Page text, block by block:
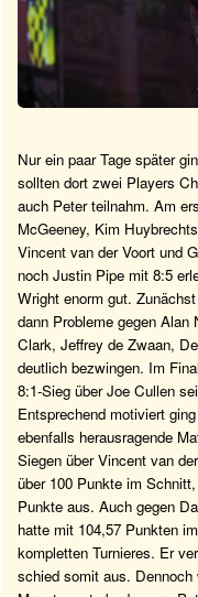
Nur ein paar Tage später
sollten dort zwei Players
auch Peter teilnahm. Am
McGeeney, Kim
Vincent van der Voort und
noch Justin Pipe mit 8:5
Wright enorm gut.
dann Probleme gegen
Clark, Jeffrey de Zwaan,
deutlich bezwingen. Im
8:1-Sieg über Joe Cullen
Entsprechend motiviert
ebenfalls herausragende
Siegen über Vincent van
über 100 Punkte im
Punkte aus. Auch gegen
hatte mit 104,57 Punkten
kompletten Turnieres. Er
schied somit aus. Dennoch